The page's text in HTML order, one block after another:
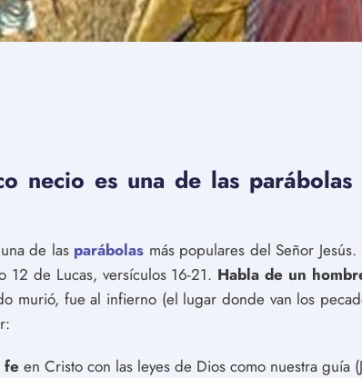
necio es una de las
de las parábolas más populares del Señor
de Lucas, versículos 16-21. Habla de un
murió, fue al infierno (el lugar donde van los
fe en Cristo con las leyes de Dios como nuestra guía